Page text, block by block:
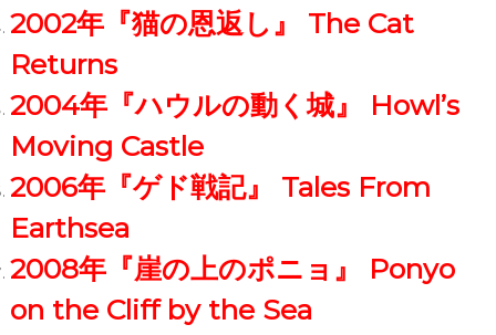
2002年『猫の恩返し』 The Cat
Returns
2004年『ハウルの動く城』 Howl’s
Moving Castle
2006年『ゲド戦記』 Tales From
Earthsea
2008年『崖の上のポニョ』 Ponyo
on the Cliff by the Sea